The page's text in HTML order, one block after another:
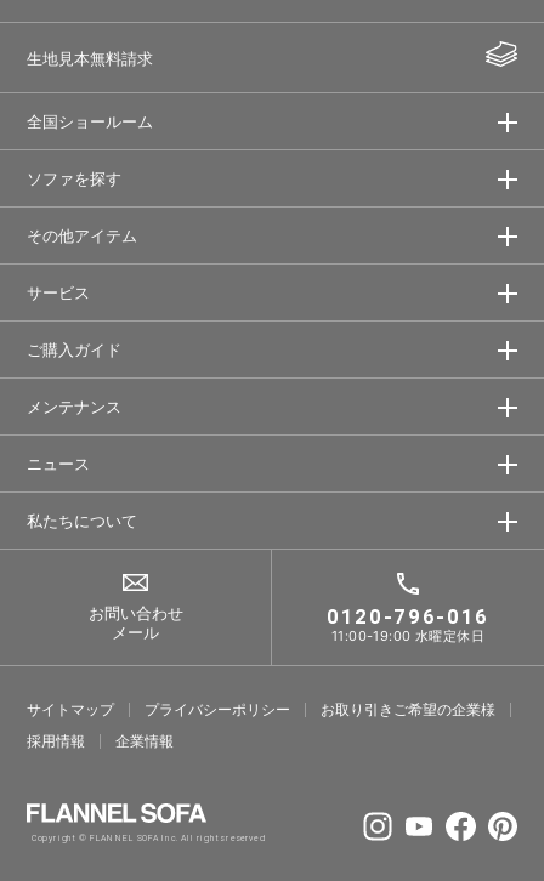
生地見本無料請求
全国ショールーム
ソファを探す
その他アイテム
サービス
ご購入ガイド
メンテナンス
ニュース
私たちについて
お問い合わせ
メール
0120-796-016
11:00-19:00 水曜定休日
サイトマップ プライバシーポリシー
お取り引きご希望の企業様
採⽤情報
企業情報
Copyright © FLANNEL SOFA Inc. All rights reserved